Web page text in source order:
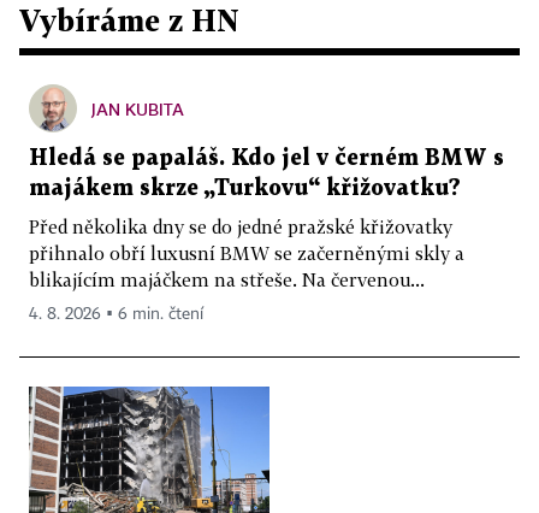
Vybíráme z HN
JAN KUBITA
Hledá se papaláš. Kdo jel v černém BMW s
majákem skrze „Turkovu“ křižovatku?
Před několika dny se do jedné pražské křižovatky
přihnalo obří luxusní BMW se začerněnými skly a
blikajícím majáčkem na střeše. Na červenou...
4. 8. 2026 ▪ 6 min. čtení